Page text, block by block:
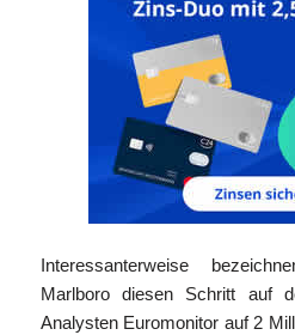
Interessanterweise
Marlboro diesen Schritt auf
Analysten Euromonitor auf 2